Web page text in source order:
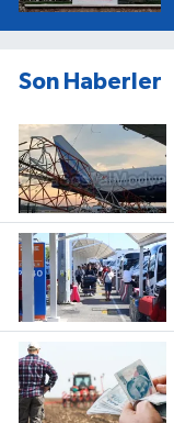
Son Haberler